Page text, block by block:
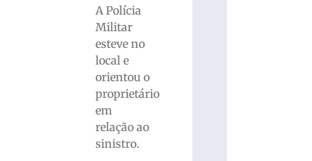
A Polícia
Militar
esteve no
local e
orientou o
proprietário
em
relação ao
sinistro.